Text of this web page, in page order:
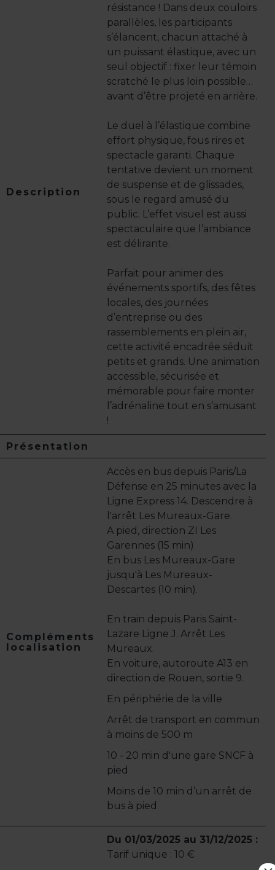
Description
résistance ! Dans deux couloirs
parallèles, les participants
s’élancent, chacun attaché à
un puissant élastique, avec un
seul objectif : fixer leur témoin
scratché le plus loin possible…
avant d’être projeté en arrière.
Le duel à l’élastique combine
effort physique, fous rires et
spectacle garanti. Chaque
tentative devient un moment
de suspense et de glissades,
sous le regard amusé du
public. L’effet visuel est aussi
spectaculaire que l’ambiance
est délirante.
Parfait pour animer des
événements sportifs, des fêtes
locales, des journées
d’entreprise ou des
rassemblements en plein air,
cette activité encadrée séduit
petits et grands. Une animation
accessible, sécurisée et
mémorable pour faire monter
l’adrénaline tout en s’amusant
!
Présentation
Compléments
localisation
Accès en bus depuis Paris/La
Défense en 25 minutes avec la
Ligne Express 14. Descendre à
l'arrêt Les Mureaux-Gare.
A pied, direction ZI Les
Garennes (15 min)
En bus Les Mureaux-Gare
jusqu'à Les Mureaux-
Descartes (10 min).
En train depuis Paris Saint-
Lazare Ligne J. Arrêt Les
Mureaux.
En voiture, autoroute A13 en
direction de Rouen, sortie 9.
En périphérie de la ville
Arrêt de transport en commun
à moins de 500 m
10 - 20 min d'une gare SNCF à
pied
Moins de 10 min d’un arrêt de
bus à pied
Du 01/03/2025 au 31/12/2025 :
Tarif unique : 10 €